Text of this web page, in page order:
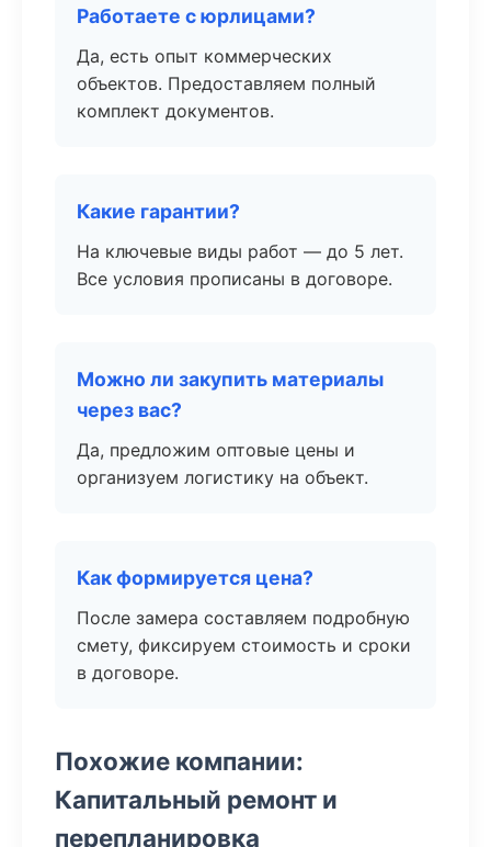
Работаете с юрлицами?
Да, есть опыт коммерческих
объектов. Предоставляем полный
комплект документов.
Какие гарантии?
На ключевые виды работ — до 5 лет.
Все условия прописаны в договоре.
Можно ли закупить материалы
через вас?
Да, предложим оптовые цены и
организуем логистику на объект.
Как формируется цена?
После замера составляем подробную
смету, фиксируем стоимость и сроки
в договоре.
Похожие компании:
Капитальный ремонт и
перепланировка